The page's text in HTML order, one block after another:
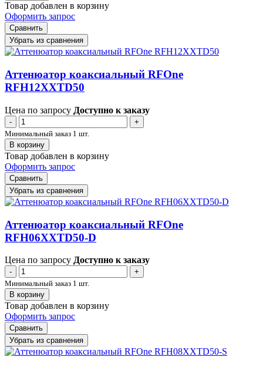
Товар добавлен в корзину
Оформить запрос
Сравнить
Убрать из сравнения
Аттенюатор коаксиальный RFOne
RFH12XXTD50
Цена по запросу Доступно к заказу
-
+
Минимальный заказ 1 шт.
В корзину
Товар добавлен в корзину
Оформить запрос
Сравнить
Убрать из сравнения
Аттенюатор коаксиальный RFOne
RFH06XXTD50-D
Цена по запросу Доступно к заказу
-
+
Минимальный заказ 1 шт.
В корзину
Товар добавлен в корзину
Оформить запрос
Сравнить
Убрать из сравнения